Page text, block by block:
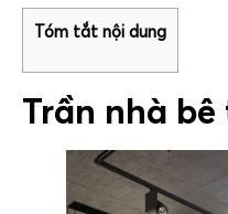
Tóm tắt nội dung
Trần nhà